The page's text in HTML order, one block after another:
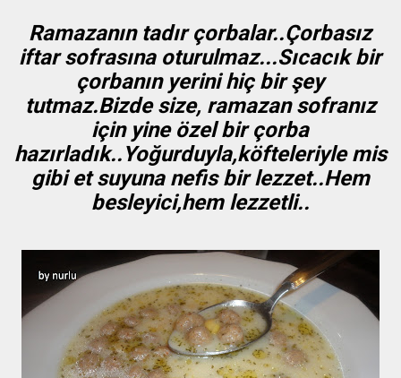
Ramazanın tadır çorbalar..Çorbasız
iftar sofrasına oturulmaz...Sıcacık bir
çorbanın yerini hiç bir şey
tutmaz.Bizde size, ramazan sofranız
için yine özel bir çorba
hazırladık..Yoğurduyla,köfteleriyle mis
gibi et suyuna nefis bir lezzet..Hem
besleyici,hem lezzetli..